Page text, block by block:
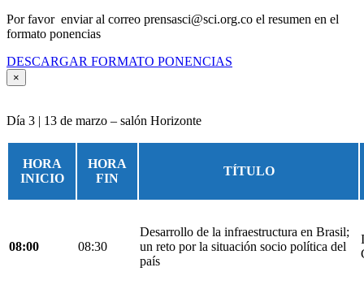
Por favor enviar al correo prensasci@sci.org.co el resumen en el
formato ponencias
DESCARGAR FORMATO PONENCIAS
×
Día 3 | 13 de marzo – salón Horizonte
HORA
INICIO
HORA
FIN
TÍTULO
08:00 08:30
Desarrollo de la infraestructura en Brasil;
un reto por la situación socio política del
país